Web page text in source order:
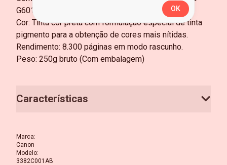
G6011 G7010 GM2010 GM2011 GM4010
Cor: Tinta cor preta com formulação especial de tinta
pigmento para a obtenção de cores mais nítidas.
Rendimento: 8.300 páginas em modo rascunho.
Peso: 250g bruto (Com embalagem)
Características
Marca:
Canon
Modelo:
3382C001AB
OK